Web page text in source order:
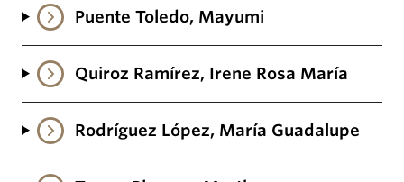
Puente Toledo, Mayumi
Quiroz Ramírez, Irene Rosa María
Rodríguez López, María Guadalupe